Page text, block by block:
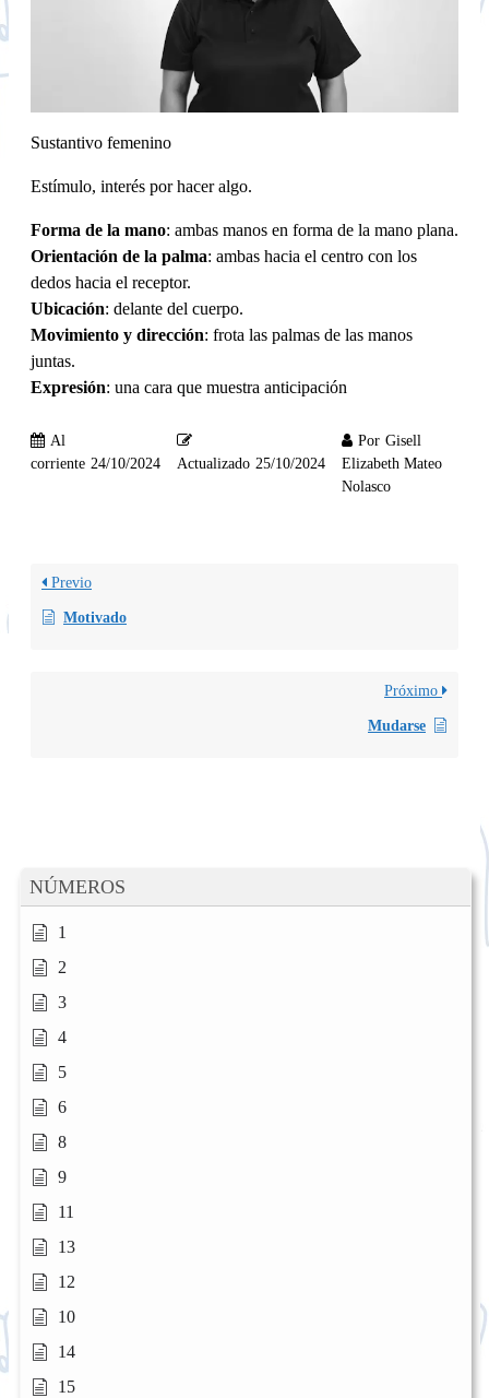
NÚMEROS
1
2
3
4
5
6
8
9
11
13
12
10
14
15
Sustantivo femenino
Estímulo, interés por hacer algo.
Forma de la mano: ambas manos en forma de la mano plana.
Orientación de la palma: ambas hacia el centro con los
dedos hacia el receptor.
Ubicación: delante del cuerpo.
Movimiento y dirección: frota las palmas de las manos
juntas.
Expresión: una cara que muestra anticipación
Al
corriente 24/10/2024 Actualizado 25/10/2024
Por Gisell
Elizabeth Mateo
Nolasco
Previo
Motivado
Próximo
Mudarse